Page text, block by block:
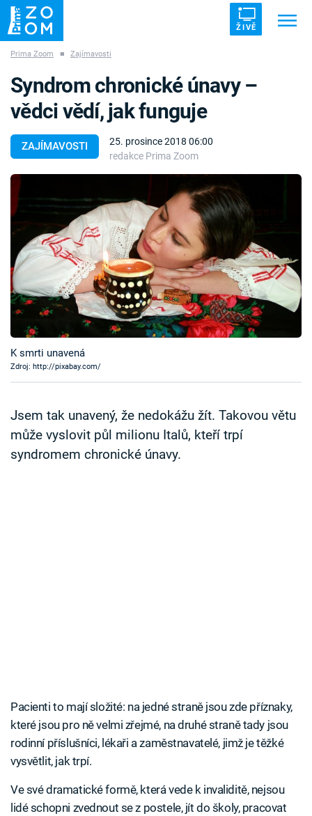
ŽIVĚ
ZÁHADY VETŘELCI DÁVNOVĚKU
Témata
Pořady
TV Program
Časopis
Sledujte prima+
Sledujte nás
Prima Zoom ■ Zajímavosti
ZAJÍMAVOSTI
25. prosince 2018 06:00
redakce Prima Zoom
Syndrom chronické únavy –
vědci vědí, jak funguje
K smrti unavená
Zdroj: http://pixabay.com/
Jsem tak unavený, že nedokážu žít. Takovou větu
může vyslovit půl milionu Italů, kteří trpí
syndromem chronické únavy.
Pacienti to mají složité: na jedné straně jsou zde příznaky,
které jsou pro ně velmi zřejmé, na druhé straně tady jsou
rodinní příslušníci, lékaři a zaměstnavatelé, jimž je těžké
vysvětlit, jak trpí.
Ve své dramatické formě, která vede k invaliditě, nejsou
lidé schopni zvednout se z postele, jít do školy, pracovat